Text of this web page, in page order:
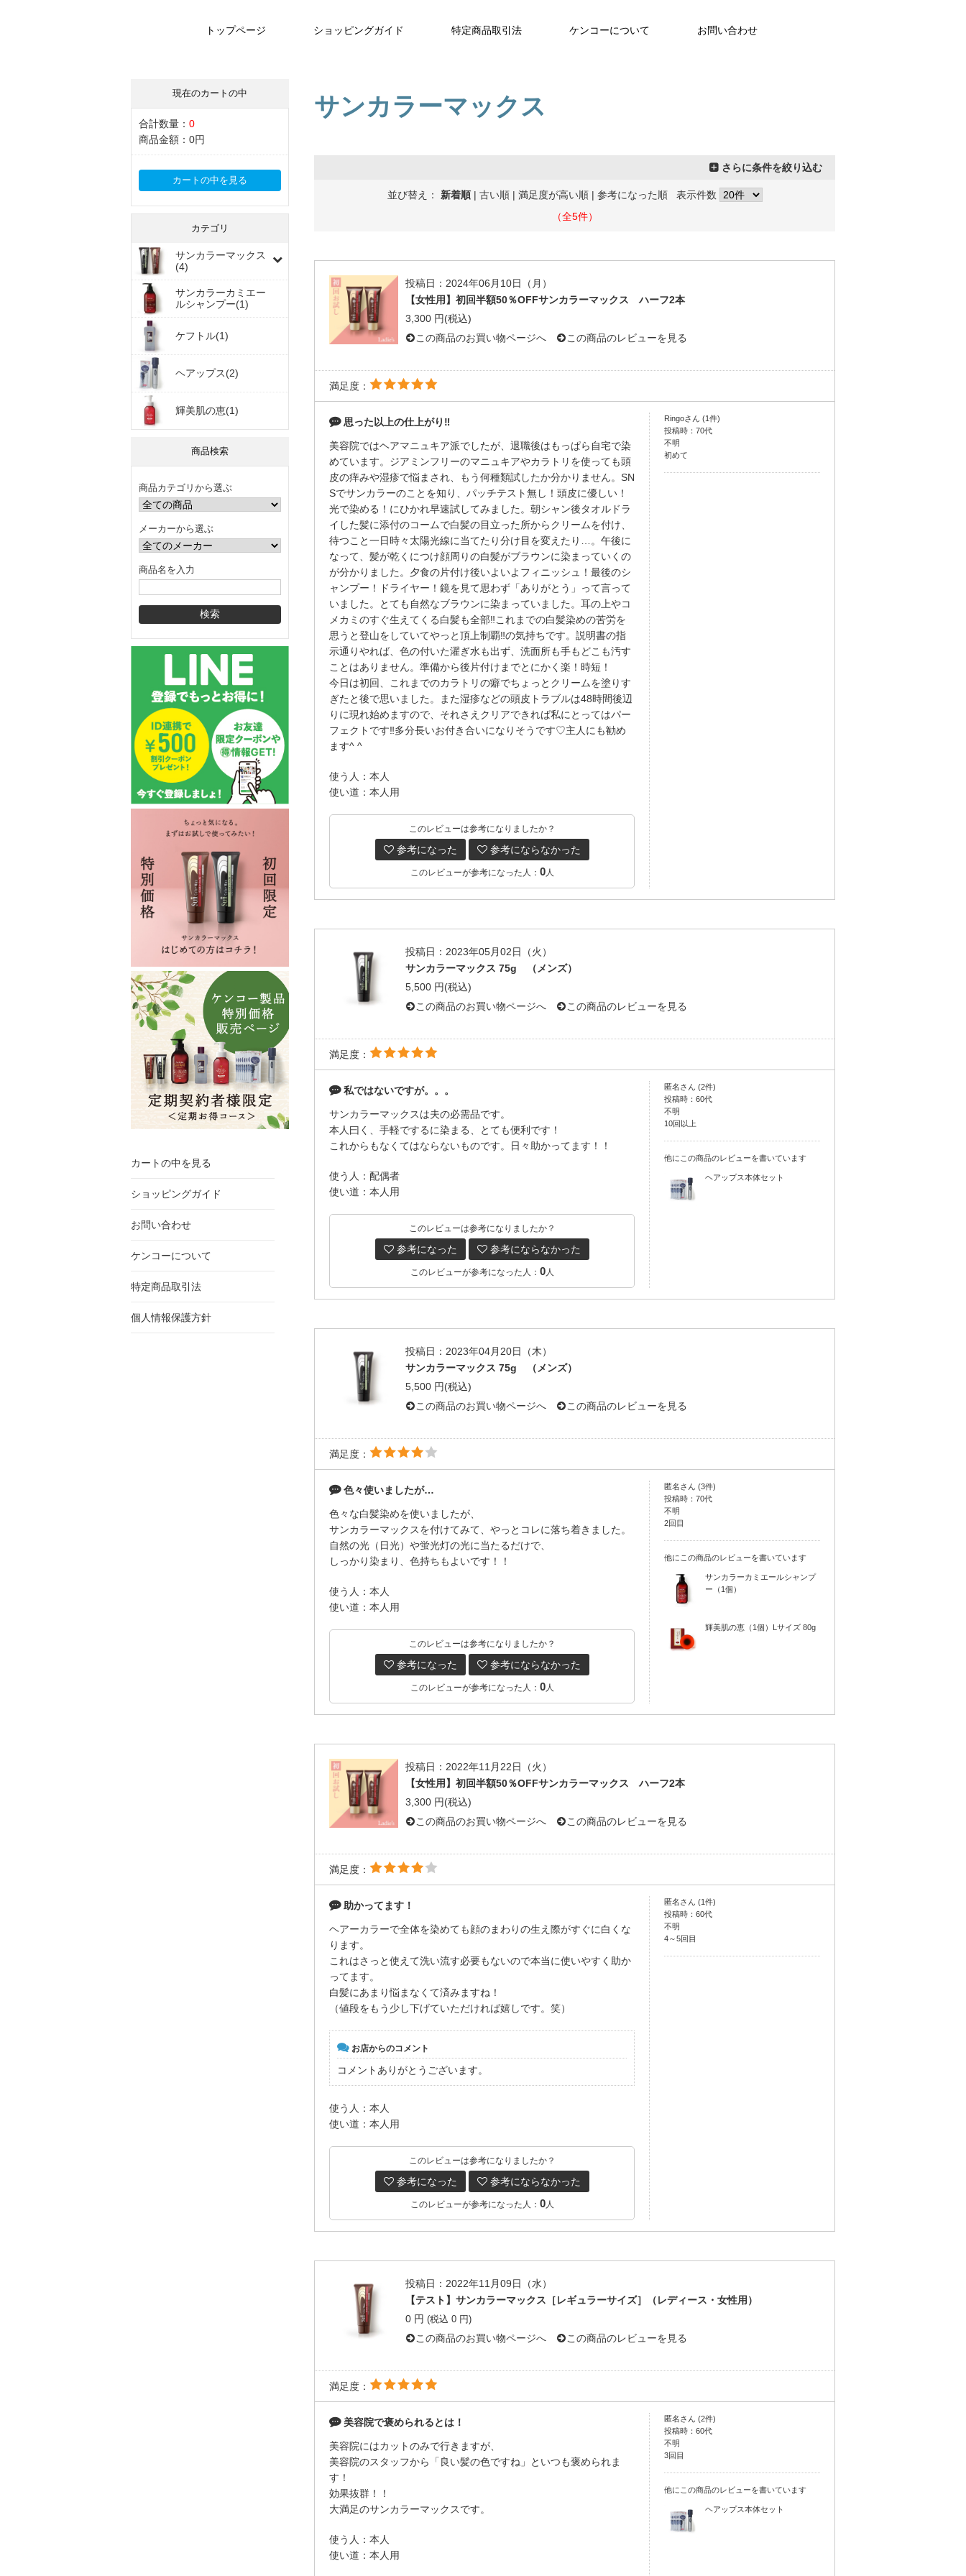
トップページ ショッピングガイド 特定商品取引法 ケンコーについて お問い合わせ
現在のカートの中
合計数量： 0
商品金額： 0円
カートの中を見る
カテゴリ
サンカラーマックス
(4)
サンカラーカミエー
ルシャンプー(1)
ケフトル(1)
ヘアップス(2)
輝美肌の恵(1)
商品検索
商品カテゴリから選ぶ
メーカーから選ぶ
商品名を入力
カートの中を見る
ショッピングガイド
お問い合わせ
ケンコーについて
特定商品取引法
個人情報保護方針
サンカラーマックス
さらに条件を絞り込む
並び替え： 新着順 | 古い順 | 満足度が高い順 | 参考になった順表示件数
（全5件）
投稿日：2024年06月10日（月）
【女性用】初回半額50％OFFサンカラーマックス ハーフ2本
3,300 円(税込)
この商品のお買い物ページへ
この商品のレビューを見る
満足度：
思った以上の仕上がり‼︎
美容院ではヘアマニュキア派でしたが、退職後はもっぱら自宅で染
めています。ジアミンフリーのマニュキアやカラトリを使っても頭
皮の痒みや湿疹で悩まされ、もう何種類試したか分かりません。SN
Sでサンカラーのことを知り、パッチテスト無し！頭皮に優しい！
光で染める！にひかれ早速試してみました。朝シャン後タオルドラ
イした髪に添付のコームで白髪の目立った所からクリームを付け、
待つこと一日時々太陽光線に当てたり分け目を変えたり…。午後に
なって、髪が乾くにつけ顔周りの白髪がブラウンに染まっていくの
が分かりました。夕食の片付け後いよいよフィニッシュ！最後のシ
ャンプー！ドライヤー！鏡を見て思わず「ありがとう」って言って
いました。とても自然なブラウンに染まっていました。耳の上やコ
メカミのすぐ生えてくる白髪も全部‼︎これまでの白髪染めの苦労を
思うと登山をしていてやっと頂上制覇‼︎の気持ちです。説明書の指
示通りやれば、色の付いた濯ぎ水も出ず、洗面所も手もどこも汚す
ことはありません。準備から後片付けまでとにかく楽！時短！
今日は初回、これまでのカラトリの癖でちょっとクリームを塗りす
ぎたと後で思いました。また湿疹などの頭皮トラブルは48時間後辺
りに現れ始めますので、それさえクリアできれば私にとってはパー
フェクトです‼︎多分長いお付き合いになりそうです♡主人にも勧め
ます^ ^
使う人：本人
使い道：本人用
このレビューは参考になりましたか？
参考になった 参考にならなかった
このレビューが参考になった人： 0人
Ringoさん (1件)
投稿時：70代
不明
初めて
投稿日：2023年05月02日（火）
サンカラーマックス 75g （メンズ）
5,500 円(税込)
この商品のお買い物ページへ
この商品のレビューを見る
満足度：
私ではないですが。。。
サンカラーマックスは夫の必需品です。
本人曰く、手軽でするに染まる、とても便利です！
これからもなくてはならないものです。日々助かってます！！
使う人：配偶者
使い道：本人用
このレビューは参考になりましたか？
参考になった 参考にならなかった
このレビューが参考になった人： 0人
匿名さん (2件)
投稿時：60代
不明
10回以上
他にこの商品のレビューを書いています
ヘアップス本体セット
投稿日：2023年04月20日（木）
サンカラーマックス 75g （メンズ）
5,500 円(税込)
この商品のお買い物ページへ
この商品のレビューを見る
満足度：
色々使いましたが…
色々な白髪染めを使いましたが、
サンカラーマックスを付けてみて、やっとコレに落ち着きました。
自然の光（日光）や蛍光灯の光に当たるだけで、
しっかり染まり、色持ちもよいです！！
使う人：本人
使い道：本人用
このレビューは参考になりましたか？
参考になった 参考にならなかった
このレビューが参考になった人： 0人
匿名さん (3件)
投稿時：70代
不明
2回目
他にこの商品のレビューを書いています
サンカラーカミエールシャンプ
ー（1個）
輝美肌の恵（1個）Lサイズ 80g
投稿日：2022年11月22日（火）
【女性用】初回半額50％OFFサンカラーマックス ハーフ2本
3,300 円(税込)
この商品のお買い物ページへ
この商品のレビューを見る
満足度：
助かってます！
ヘアーカラーで全体を染めても顔のまわりの生え際がすぐに白くな
ります。
これはさっと使えて洗い流す必要もないので本当に使いやすく助か
ってます。
白髪にあまり悩まなくて済みますね！
（値段をもう少し下げていただければ嬉しです。笑）
お店からのコメント
コメントありがとうございます。
使う人：本人
使い道：本人用
このレビューは参考になりましたか？
参考になった 参考にならなかった
このレビューが参考になった人： 0人
匿名さん (1件)
投稿時：60代
不明
4～5回目
投稿日：2022年11月09日（水）
【テスト】サンカラーマックス［レギュラーサイズ］（レディース・女性用）
0 円 (税込 0 円)
この商品のお買い物ページへ この商品のレビューを見る
満足度：
美容院で褒められるとは！
美容院にはカットのみで行きますが、
美容院のスタッフから「良い髪の色ですね」といつも褒められま
す！
効果抜群！！
大満足のサンカラーマックスです。
使う人：本人
使い道：本人用
匿名さん (2件)
投稿時：60代
不明
3回目
他にこの商品のレビューを書いています
ヘアップス本体セット